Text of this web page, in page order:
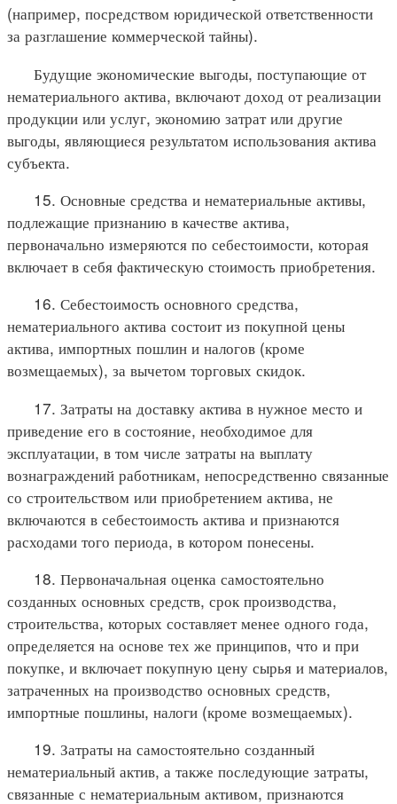
(например, посредством юридической ответственности
за разглашение коммерческой тайны).
Будущие экономические выгоды, поступающие от
нематериального актива, включают доход от реализации
продукции или услуг, экономию затрат или другие
выгоды, являющиеся результатом использования актива
субъекта.
15. Основные средства и нематериальные активы,
подлежащие признанию в качестве актива,
первоначально измеряются по себестоимости, которая
включает в себя фактическую стоимость приобретения.
16. Себестоимость основного средства,
нематериального актива состоит из покупной цены
актива, импортных пошлин и налогов (кроме
возмещаемых), за вычетом торговых скидок.
17. Затраты на доставку актива в нужное место и
приведение его в состояние, необходимое для
эксплуатации, в том числе затраты на выплату
вознаграждений работникам, непосредственно связанные
со строительством или приобретением актива, не
включаются в себестоимость актива и признаются
расходами того периода, в котором понесены.
18. Первоначальная оценка самостоятельно
созданных основных средств, срок производства,
строительства, которых составляет менее одного года,
определяется на основе тех же принципов, что и при
покупке, и включает покупную цену сырья и материалов,
затраченных на производство основных средств,
импортные пошлины, налоги (кроме возмещаемых).
19. Затраты на самостоятельно созданный
нематериальный актив, а также последующие затраты,
связанные с нематериальным активом, признаются